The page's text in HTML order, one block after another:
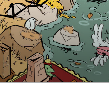
Saltar
al
contenido